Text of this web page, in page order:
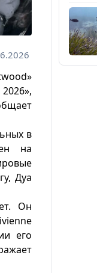
в
на
Дуа
Он
его